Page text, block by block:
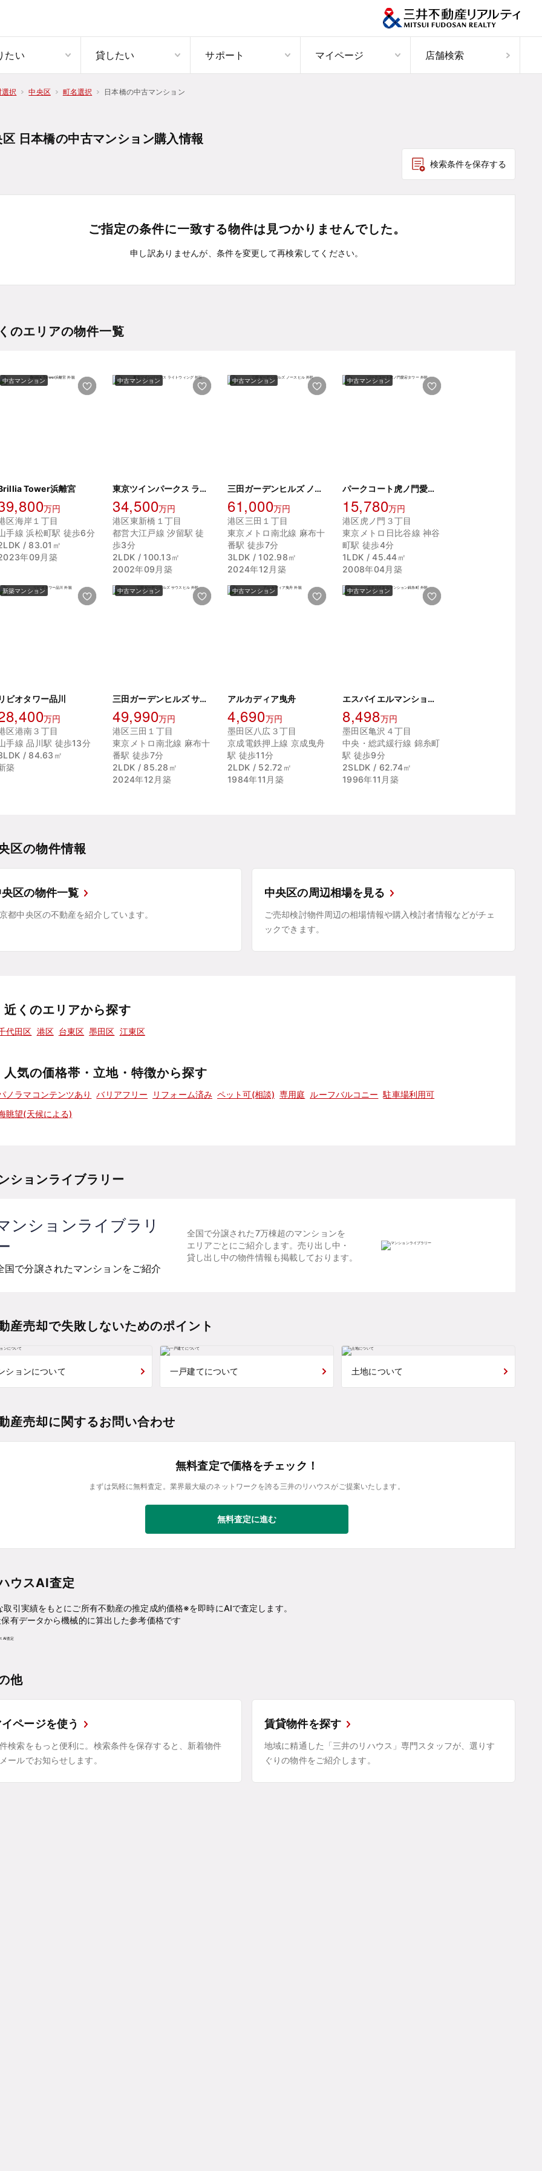
たい 貸したい サポート マイページ 店舗検索
択 中央区 町名選択 日本橋の中古マンション
日本橋の中古マンション購入情報
検索条件を保存する
ご指定の条件に一致する物件は見つかりませんでした。
申し訳ありませんが、条件を変更して再検索してください。
のエリアの物件一覧
中古マンション
Tower浜離宮
万円
区海岸１丁目
手線 浜松町駅 徒歩6分
/ 83.01㎡
年09月築
中古マンション
東京ツインパークス ライトウィング
34,500万円
港区東新橋１丁目
都営大江戸線 汐留駅 徒
歩3分
2LDK / 100.13㎡
2002年09月築
中古マンション
三田ガーデンヒルズ ノースヒル
61,000万円
港区三田１丁目
東京メトロ南北線 麻布十
番駅 徒歩7分
3LDK / 102.98㎡
2024年12月築
中古マンション
パークコート虎ノ門愛宕タワー
15,780万円
港区虎ノ門３丁目
東京メトロ日比谷線 神谷
町駅 徒歩4分
1LDK / 45.44㎡
2008年04月築
新築マンション
ビオタワー品川
万円
区港南３丁目
手線 品川駅 徒歩13分
/ 84.63㎡
築
中古マンション
三田ガーデンヒルズ サウスヒル
49,990万円
港区三田１丁目
東京メトロ南北線 麻布十
番駅 徒歩7分
2LDK / 85.28㎡
2024年12月築
中古マンション
アルカディア曳舟
4,690万円
墨田区八広３丁目
京成電鉄押上線 京成曳舟
駅 徒歩11分
2LDK / 52.72㎡
1984年11月築
中古マンション
エスバイエルマンション錦糸町
8,498万円
墨田区亀沢４丁目
中央・総武緩行線 錦糸町
駅 徒歩9分
2SLDK / 62.74㎡
1996年11月築
区の物件情報
区の物件一覧
都中央区の不動産を紹介しています。
中央区の周辺相場を見る
ご売却検討物件周辺の相場情報や購入検討者情報などがチェ
ックできます。
近くのエリアから探す
代田区 港区 台東区 墨田区 江東区
人気の価格帯・立地・特徴から探す
ノラマコンテンツあり バリアフリー リフォーム済み ペット可(相談) 専用庭 ルーフバルコニー 駐車場利用可
眺望(天候による)
ションライブラリー
ンションライブラリ
国で分譲されたマンションをご紹介
全国で分譲された7万棟超のマンションを
エリアごとにご紹介します。売り出し中・
貸し出し中の物件情報も掲載しております。
産売却で失敗しないためのポイント
ションについて 一戸建てについて 土地について
産売却に関するお問い合わせ
無料査定で価格をチェック！
まずは気軽に無料査定。業界最大級のネットワークを誇る三井のリハウスがご提案いたします。
無料査定に進む
ウスAI査定
取引実績をもとにご所有不動産の推定成約価格※を即時にAIで査定します。
有データから機械的に算出した参考価格です
他
ページを使う
検索をもっと便利に。検索条件を保存すると、新着物件
ールでお知らせします。
賃貸物件を探す
地域に精通した「三井のリハウス」専門スタッフが、選りす
ぐりの物件をご紹介します。